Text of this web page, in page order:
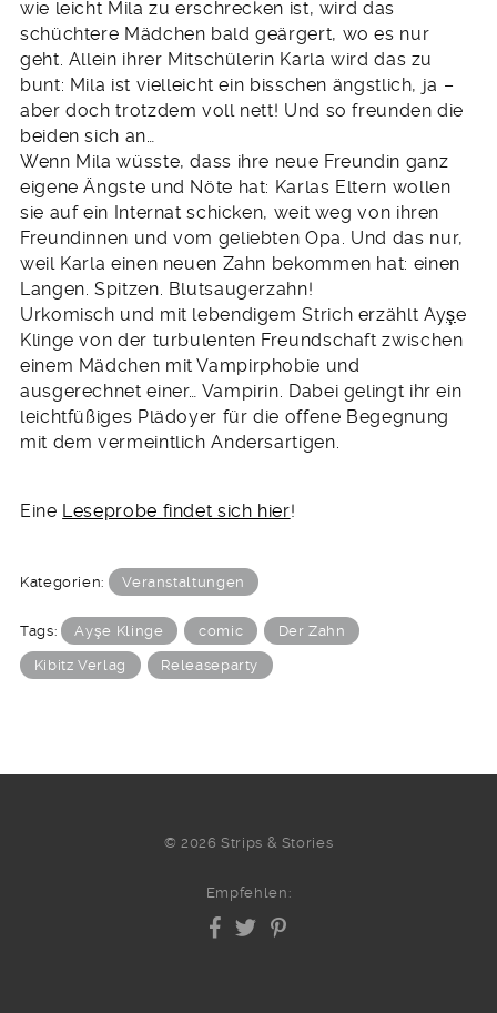
wie leicht Mila zu erschrecken ist, wird das
schüchtere Mädchen bald geärgert, wo es nur
geht. Allein ihrer Mitschülerin Karla wird das zu
bunt: Mila ist vielleicht ein bisschen ängstlich, ja –
aber doch trotzdem voll nett! Und so freunden die
beiden sich an…
Wenn Mila wüsste, dass ihre neue Freundin ganz
eigene Ängste und Nöte hat: Karlas Eltern wollen
sie auf ein Internat schicken, weit weg von ihren
Freundinnen und vom geliebten Opa. Und das nur,
weil Karla einen neuen Zahn bekommen hat: einen
Langen. Spitzen. Blutsaugerzahn!
Urkomisch und mit lebendigem Strich erzählt Ayşe
Klinge von der turbulenten Freundschaft zwischen
einem Mädchen mit Vampirphobie und
ausgerechnet einer… Vampirin. Dabei gelingt ihr ein
leichtfüßiges Plädoyer für die offene Begegnung
mit dem vermeintlich Andersartigen.
Eine Leseprobe findet sich hier!
Kategorien: Veranstaltungen
Tags: Ayşe Klinge comic Der Zahn
Kibitz Verlag Releaseparty
© 2026 Strips & Stories
Empfehlen: